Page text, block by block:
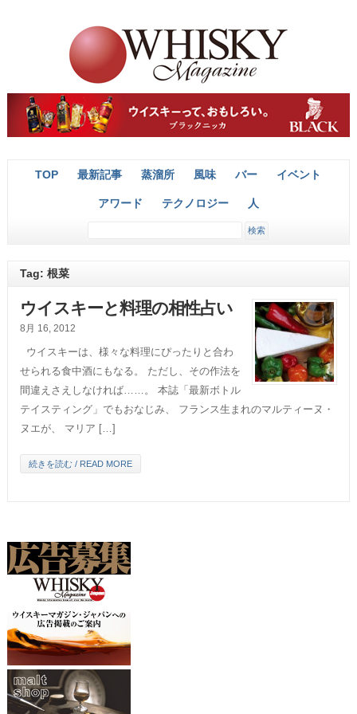
TOP 最新記事 蒸溜所 風味 バー イベント
アワード テクノロジー 人
Tag: 根菜
ウイスキーと料理の相性占い
8月 16, 2012
ウイスキーは、様々な料理にぴったりと合わ
せられる食中酒にもなる。 ただし、その作法を
間違えさえしなければ……。 本誌「最新ボトル
テイスティング」でもおなじみ、 フランス生まれのマルティーヌ・
ヌエが、 マリア […]
続きを読む / READ MORE